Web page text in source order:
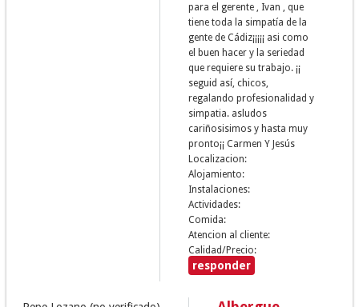
para el gerente , Ivan , que
tiene toda la simpatía de la
gente de Cádiz¡¡¡¡¡ asi como
el buen hacer y la seriedad
que requiere su trabajo. ¡¡
seguid así, chicos,
regalando profesionalidad y
simpatia. asludos
cariñosisimos y hasta muy
pronto¡¡ Carmen Y Jesús
Localizacion:
Alojamiento:
Instalaciones:
Actividades:
Comida:
Atencion al cliente:
Calidad/Precio:
responder